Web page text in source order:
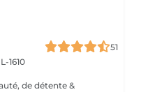
51
1610
de détente &